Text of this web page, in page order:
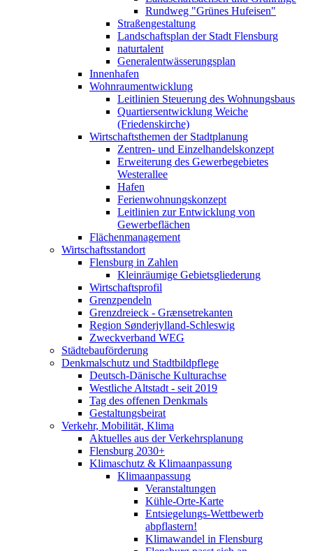
Rundweg "Grünes Hufeisen"
Straßengestaltung
Landschaftsplan der Stadt Flensburg
naturtalent
Generalentwässerungsplan
Innenhafen
Wohnraumentwicklung
Leitlinien Steuerung des Wohnungsbaus
Quartiersentwicklung Weiche
(Friedenskirche)
Wirtschaftsthemen der Stadtplanung
Zentren- und Einzelhandelskonzept
Erweiterung des Gewerbegebietes
Westerallee
Hafen
Ferienwohnungskonzept
Leitlinien zur Entwicklung von
Gewerbeflächen
Flächenmanagement
Wirtschaftsstandort
Flensburg in Zahlen
Kleinräumige Gebietsgliederung
Wirtschaftsprofil
Grenzpendeln
Grenzdreieck - Grænsetrekanten
Region Sønderjylland-Schleswig
Zweckverband WEG
Städtebauförderung
Denkmalschutz und Stadtbildpflege
Deutsch-Dänische Kulturachse
Westliche Altstadt - seit 2019
Tag des offenen Denkmals
Gestaltungsbeirat
Verkehr, Mobilität, Klima
Aktuelles aus der Verkehrsplanung
Flensburg 2030+
Klimaschutz & Klimaanpassung
Klimaanpassung
Veranstaltungen
Kühle-Orte-Karte
Entsiegelungs-Wettbewerb
abpflastern!
Klimawandel in Flensburg